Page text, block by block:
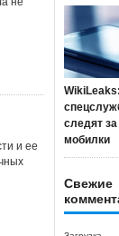
и ее
следят
мобилки
Свежие